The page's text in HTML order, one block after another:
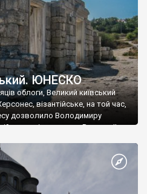
ЮНЕСКО
облоги, Великий київський
візантійське, на той час,
дозволило Володимиру
імператору Василю ІІ, та
став Василем-християнином.
На честь Херсонесу Таврійського